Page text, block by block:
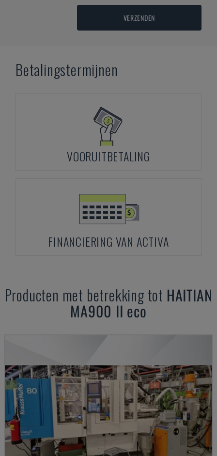
VERZENDEN
Betalingstermijnen
VOORUITBETALING
FINANCIERING VAN ACTIVA
Producten met betrekking tot HAITIAN
MA900 II eco